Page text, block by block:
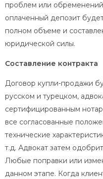
проблем или
оплаченный депозит
полном объеме и
юридической силы.
Составление контракта
Договор купли-продажи
русском и турецком,
сертифицированным
все согласованные
технические
т.д. Адвокат затем
Любые поправки или
данном этапе. Когда